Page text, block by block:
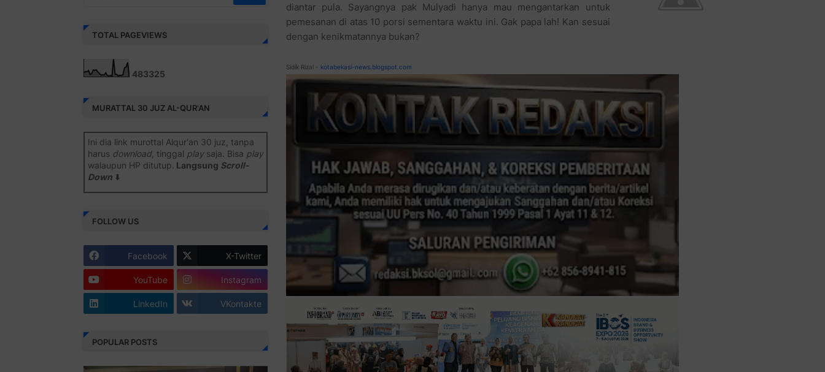
diantar pula. Sayangnya pak Mulyadi hanya mau mengantarkan untuk
pemesanan di atas 10 porsi sementara waktu ini. Gak papa lah! Kan sesuai
dengan kenikmatannya bukan?
Sidik Rizal - kotabekasi-news.blogspot.com
TOTAL PAGEVIEWS
483325
MURATTAL 30 JUZ AL-QUR'AN
Ini dia link murottal Alqur'an 30 juz, tanpa
harus download, tinggal playsaja. Bisa play
walaupun HP ditutup. Langsung Scroll-
Down⬇️
Juz 1 ⇨http://j.mp/2b8SiNO
Juz 2 ⇨http://j.mp/2b8RJmQ
Juz 3 ⇨http://j.mp/2bFSrtF
Juz 4 ⇨http://j.mp/2b8SXi3
Juz 5 ⇨http://j.mp/2b8RZm3
Juz 6 ⇨http://j.mp/28MBohs
Juz 7 ⇨http://j.mp/2bFRIZC
FOLLOW US
Facebook X-Twitter
YouTube Instagram
LinkedIn VKontakte
POPULAR POSTS